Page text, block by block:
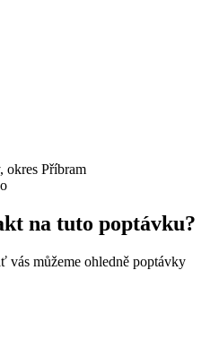
okres Příbram
na tuto poptávku?
vás můžeme ohledně poptávky